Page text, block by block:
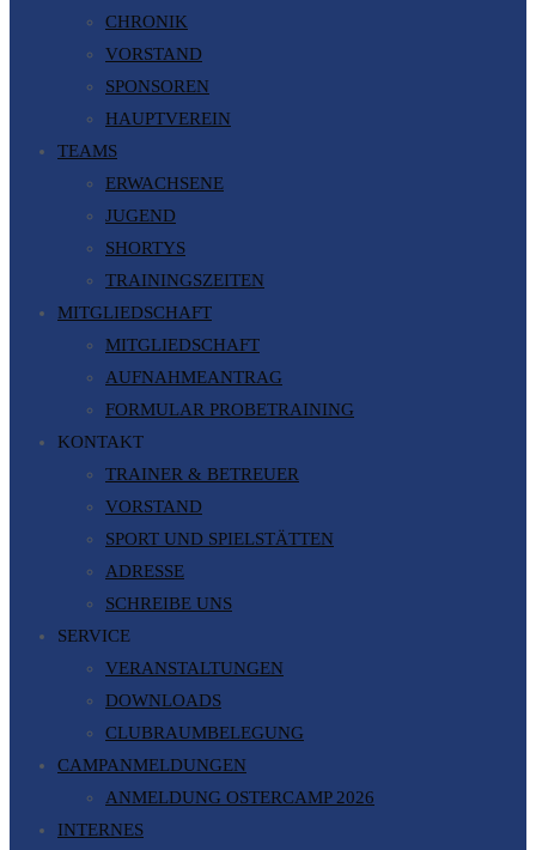
CHRONIK
VORSTAND
SPONSOREN
HAUPTVEREIN
TEAMS
ERWACHSENE
JUGEND
SHORTYS
TRAININGSZEITEN
MITGLIEDSCHAFT
MITGLIEDSCHAFT
AUFNAHMEANTRAG
FORMULAR PROBETRAINING
KONTAKT
TRAINER & BETREUER
VORSTAND
SPORT UND SPIELSTÄTTEN
ADRESSE
SCHREIBE UNS
SERVICE
VERANSTALTUNGEN
DOWNLOADS
CLUBRAUMBELEGUNG
CAMPANMELDUNGEN
ANMELDUNG OSTERCAMP 2026
INTERNES